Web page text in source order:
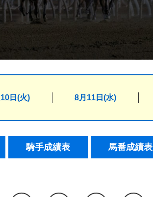
スタリオンシリーズ競走
道内の発売情報(PDF)
勝馬屋
日(火) 8月11日(水)
騎手成績表 馬番成績表